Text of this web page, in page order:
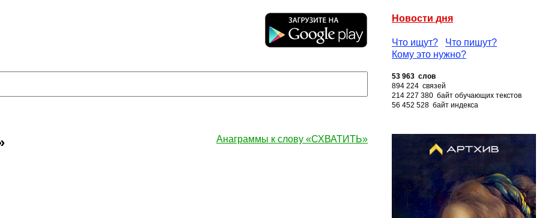
Новости дня
Что ищут?
Что пишут?
Кому это нужно?
53 963 слов
894 224 связей
214 227 380 байт обучающих текстов
56 452 528 байт индекса
Анаграммы к слову «СХВАТИТЬ»